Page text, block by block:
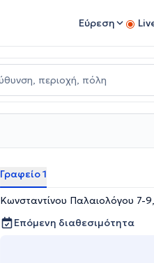
Εύρεση
Γραφείο 1
Κωνσταντίνου Παλαιολόγου 7-9,
Επόμενη διαθεσιμότητα